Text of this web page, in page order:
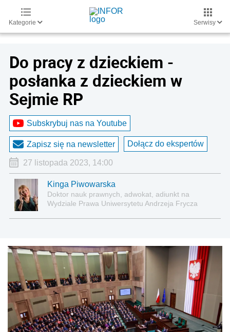
Kategorie Serwisy
Do pracy z dzieckiem -
posłanka z dzieckiem w
Sejmie RP
Subskrybuj nas na Youtube
Zapisz się na newsletter Dołącz do ekspertów
27 listopada 2023, 14:00
Kinga Piwowarska
Doktor nauk prawnych, adwokat, adiunkt na
Wydziale Prawa Uniwersytetu Andrzeja Frycza
administracyjnoprawnych aspektach związanych z
pracą i pomocą socjalną.